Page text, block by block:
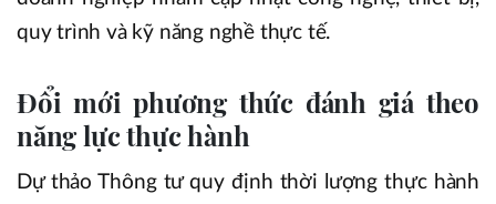
quy trình và kỹ năng nghề thực tế.
Đổi mới phương thức đánh giá theo
năng lực thực hành
Dự thảo Thông tư quy định thời lượng thực hành